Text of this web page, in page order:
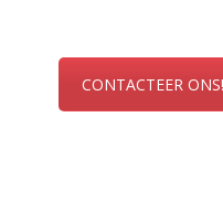
CONTACTEER ONS!